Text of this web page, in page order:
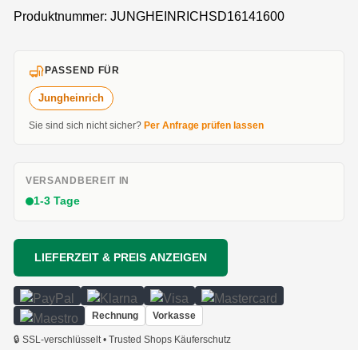
Produktnummer: JUNGHEINRICHSD16141600
PASSEND FÜR
Jungheinrich
Sie sind sich nicht sicher? Per Anfrage prüfen lassen
VERSANDBEREIT IN
1-3 Tage
LIEFERZEIT & PREIS ANZEIGEN
Rechnung Vorkasse
🔒 SSL-verschlüsselt • Trusted Shops Käuferschutz